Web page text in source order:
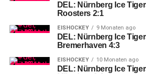
DEL: Nürnberg Ice
Roosters 2:1
EISHOCKEY 9 Monaten ago
DEL: Nürnberg Ice
Bremerhaven 4:3
EISHOCKEY 10 Monaten ago
DEL: Nürnberg Ice